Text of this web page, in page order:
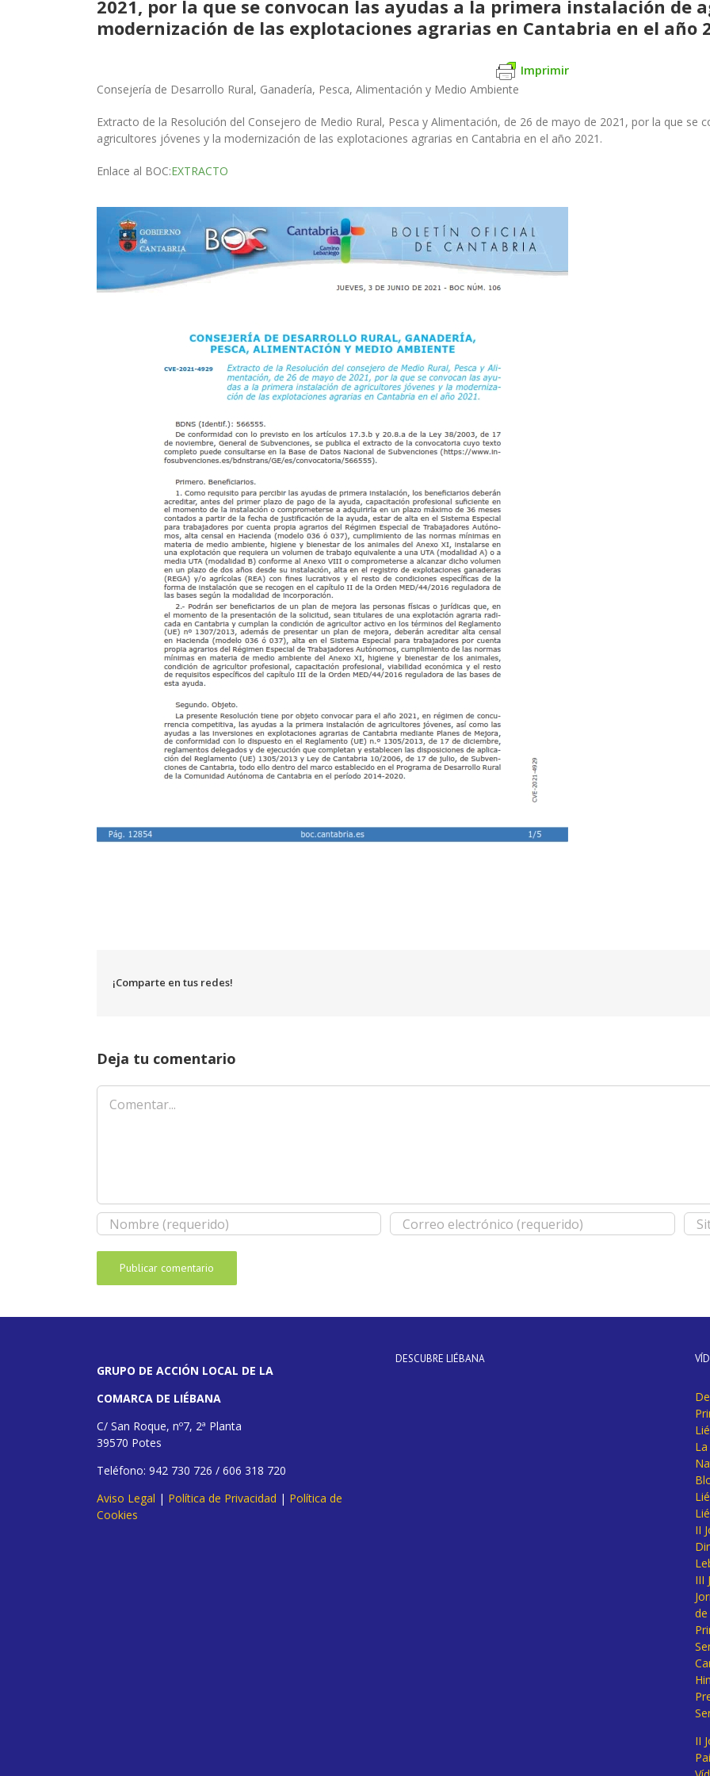
2021, por la que se convocan las ayudas a la primera instalación de
modernización de las explotaciones agrarias en Cantabria en el año
Imprimir
Consejería de Desarrollo Rural, Ganadería, Pesca, Alimentación y Medio Ambiente
Extracto de la Resolución del Consejero de Medio Rural, Pesca y Alimentación, de 26 de mayo de 2021, por la que se
agricultores jóvenes y la modernización de las explotaciones agrarias en Cantabria en el año 2021.
Enlace al BOC:EXTRACTO
¡Comparte en tus redes!
Deja tu comentario
Comentar
GRUPO DE ACCIÓN LOCAL DE LA
COMARCA DE LIÉBANA
C/ San Roque, nº7, 2ª Planta
39570 Potes
Teléfono: 942 730 726 / 606 318 720
Aviso Legal | Política de Privacidad | Política de
Cookies
DESCUBRE LIÉBANA
II
III
II